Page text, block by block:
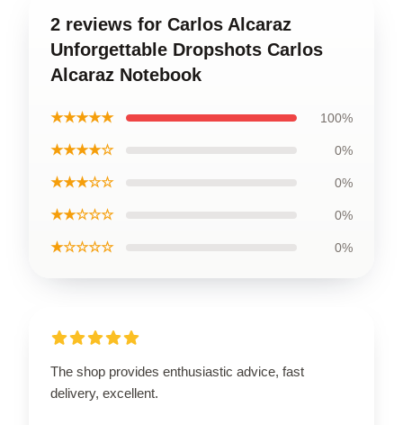
2 reviews for Carlos Alcaraz
Unforgettable Dropshots Carlos
Alcaraz Notebook
★★★★★ 100%
★★★★☆ 0%
★★★☆☆ 0%
★★☆☆☆ 0%
★☆☆☆☆ 0%
The shop provides enthusiastic advice, fast
delivery, excellent.